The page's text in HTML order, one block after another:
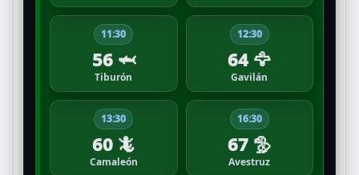
11:30
56 🦈
Tiburón
12:30
64 🦅
Gavilán
13:30
60 🦎
Camaleón
16:30
67 🦤
Avestruz